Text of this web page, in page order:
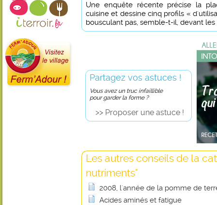
Une enquête récente précise la
cuisine et dessine cinq profils «
bousculant pas, semble-t-il, devant les
Partagez vos astuces !
Vous avez un truc infaillible
pour garder la forme ?
>> Proposer une astuce !
Les autres conseils de la
nutriments"
2008, l'année de la pomme de
Acides aminés et fatigue